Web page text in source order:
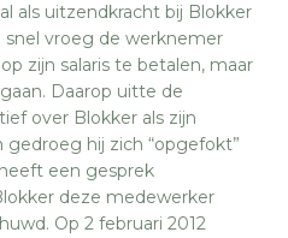
als uitzendkracht bij Blokker
vroeg de werknemer
zijn salaris te betalen, maar
Daarop uitte de
over Blokker als zijn
hij zich “opgefokt”
een gesprek
deze medewerker
Op 2 februari 2012